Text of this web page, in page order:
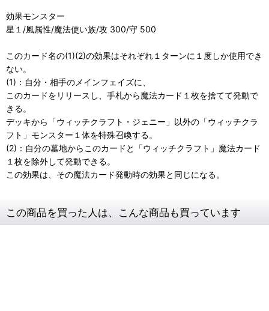
効果モンスター
星１/風属性/魔法使い族/攻 300/守 500
このカード名の(1)(2)の効果はそれぞれ１ターンに１度しか使用でき
ない。
(1)：自分・相手のメインフェイズに、
このカードをリリースし、手札から魔法カード１枚を捨てて発動で
きる。
デッキから「ウィッチクラフト・ジェニー」以外の「ウィッチクラ
フト」モンスター１体を特殊召喚する。
(2)：自分の墓地からこのカードと「ウィッチクラフト」魔法カード
１枚を除外して発動できる。
この効果は、その魔法カード発動時の効果と同じになる。
この商品を買った人は、こんな商品も買っています